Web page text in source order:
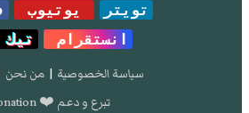
تويتر يوتيوب
انستقرام
تيك
سياسة الخصوصية | من نحن
تبرع و دعم ❤️ donation